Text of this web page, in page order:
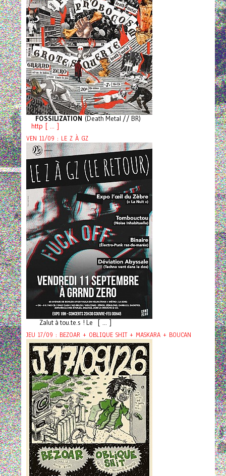
FOSSILIZATION (Death Metal // BR)
http [ ... ]
VEN 11/09 : LE Z À GZ
Zalut à tou.te.s ! Le [ ... ]
JEU 17/09 : BEZOAR + OBLIQUE SHIT + MASKARA + BOUCAN